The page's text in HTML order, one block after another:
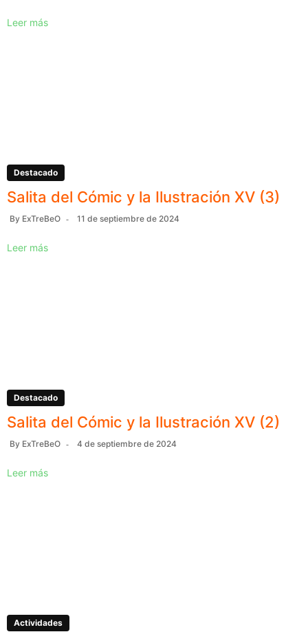
Leer más
Destacado
Salita del Cómic y la Ilustración XV (3)
By ExTreBeO 11 de septiembre de 2024
Leer más
Destacado
Salita del Cómic y la Ilustración XV (2)
By ExTreBeO 4 de septiembre de 2024
Leer más
Actividades